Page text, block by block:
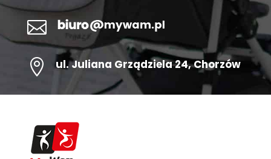

 ul.Juliana Grządziela 24, Chorzów